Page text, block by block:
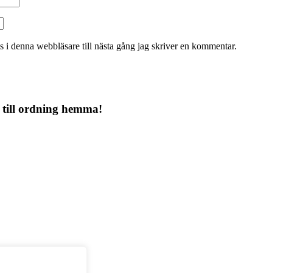
i denna webbläsare till nästa gång jag skriver en kommentar.
till ordning hemma!